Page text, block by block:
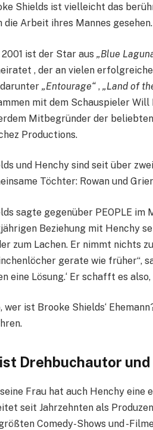
Shields ist vielleicht das
die Arbeit ihres Mannes gesehen.
ist der Star aus„Blue
, der an vielen
darunter„Entourage“ ,„Land of
mit dem Schauspieler
Mitbegründer der
Productions.
und Henchy sind seit über
Töchter: Rowan und
sagte gegenüber PEOPLE im
Beziehung mit Henchy
zum Lachen. Er nimmt nichts
gerate wie früher“,
eine Lösung.‘ Er schafft es
wer ist Brooke Shields‘
Drehbuchautor
Frau hat auch Henchy
seit Jahrzehnten als
Comedy-Shows und -